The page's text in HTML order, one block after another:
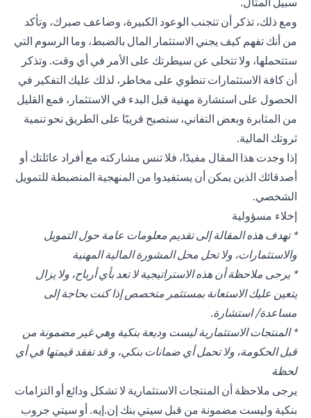
ومع ذلك، تذكر أن تتجنب الوعود الكبيرة، وضاعف صبرك، وتأكد
من أنك تفهم كيف يجني الاستثمار المال بالضبط، وما الرسوم التي
ستتحملها، ولا تتخلى عن سيطرتك على الأمر في أي وقت. وتذكر
أن كافة الاستثمارات تنطوي على مخاطر، لذلك عليك التفكير في
الحصول على استشارة مهنية قبل البدء في الاستثمار، فمع القليل
من المثابرة وبعض التفاني، ستصبح قريبًا على الطريق نحو تنمية
ثروتك المالية.
إذا وجدت هذا المقال مفيدًا، فلا تنس مشاركته مع أفراد عائلتك أو
أصدقائك الذين يمكن أن يستفيدوا من المنهجية المنضبطة للتمويل
الشخصي.
إخلاء مسؤولية
* تهدف هذه المقالة إلى تقديم معلومات عامة حول التمويل
والاستثمارات، ولا تحل محل المشورة المالية المهنية
* يرجى ملاحظة أن هذه الاستراتيجية لا تعد بأي أرباح، ولا يزال
يتعين عليك الاستعانة بمستثمر متخصص إذا كنت بحاجة إلى
مساعدة/ استشارة.
* المنتجات الاستثمارية ليست وديعة بنكية وهي غير مضمونة من
قبل الحكومة، ولا تحمل أي ضمانات بنكي، و قد تفقد قيمتها في أي
لحظة
يرجى ملاحظة أن المنتجات الاستثمارية لا تشكل ودائع أو التزامات
بنكية وليست مضمونة من قبل سيتي بنك إن.إيه. أو سيتي جروب